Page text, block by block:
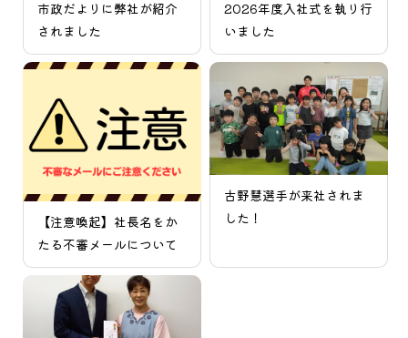
市政だよりに弊社が紹介
されました
2026年度入社式を執り行
いました
【注意喚起】社長名をか
たる不審メールについて
古野慧選手が来社されま
した！